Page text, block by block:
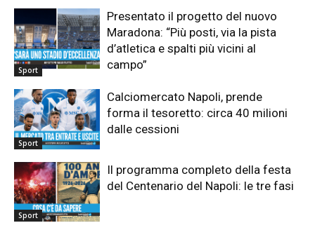
Sport
Presentato il progetto del nuovo
Maradona: “Più posti, via la pista
d’atletica e spalti più vicini al
campo”
Sport
Calciomercato Napoli, prende
forma il tesoretto: circa 40 milioni
dalle cessioni
Sport
Il programma completo della festa
del Centenario del Napoli: le tre fasi